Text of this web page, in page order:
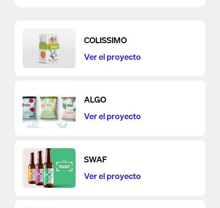
COLISSIMO
Ver el proyecto
ALGO
Ver el proyecto
SWAF
Ver el proyecto